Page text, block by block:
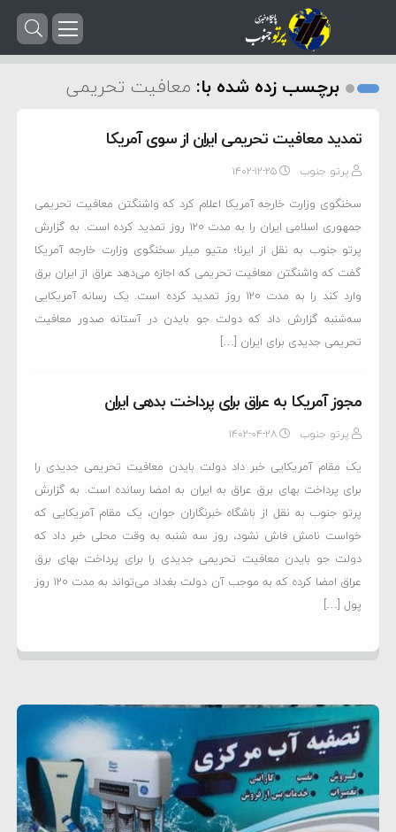
برچسب زده شده با: معافیت تحریمی
تمدید معافیت تحریمی ایران از سوی آمریکا
پرتو جنوب ۱۴۰۲-۱۲-۲۵
سخنگوی وزارت خارجه آمریکا اعلام کرد که واشنگتن معافیت تحریمی
جمهوری اسلامی ایران را به مدت ۱۲۰ روز تمدید کرده است. به گزارش
پرتو جنوب به نقل از ایرنا؛ متیو میلر سخنگوی وزارت خارجه آمریکا
گفت که واشنگتن معافیت تحریمی که اجازه می‌دهد عراق از ایران برق
وارد کند را به مدت ۱۲۰ روز تمدید کرده است. یک رسانه آمریکایی
سه‌شنبه گزارش داد که دولت جو بایدن در آستانه صدور معافیت
تحریمی جدیدی برای ایران […]
مجوز آمریکا به عراق برای پرداخت بدهی ایران
پرتو جنوب ۱۴۰۲-۰۴-۲۸
یک مقام آمریکایی خبر داد دولت بایدن معافیت تحریمی جدیدی را
برای پرداخت بهای برق عراق به ایران به امضا رسانده است. به گزارش
پرتو جنوب به نقل از باشگاه خبرنگاران جوان، یک مقام آمریکایی که
خواست نامش فاش نشود، روز سه شنبه به وقت محلی خبر داد که
دولت جو بایدن معافیت تحریمی جدیدی را برای پرداخت بهای برق
عراق امضا کرده که به موجب آن دولت بغداد می‌تواند به مدت ۱۲۰ روز
پول […]